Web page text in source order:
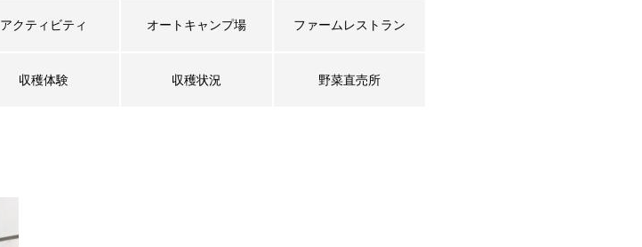
アクティビティ オートキャンプ場 ファームレストラン
収穫体験 収穫状況 野菜直売所